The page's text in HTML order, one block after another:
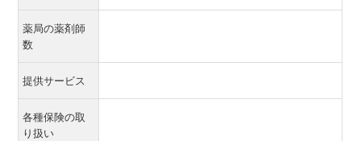
薬局の薬剤師
数
提供サービス
各種保険の取
り扱い